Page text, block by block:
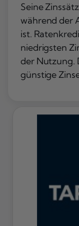
Seine
während der
ist.
niedrigsten
der Nutzung.
günstige